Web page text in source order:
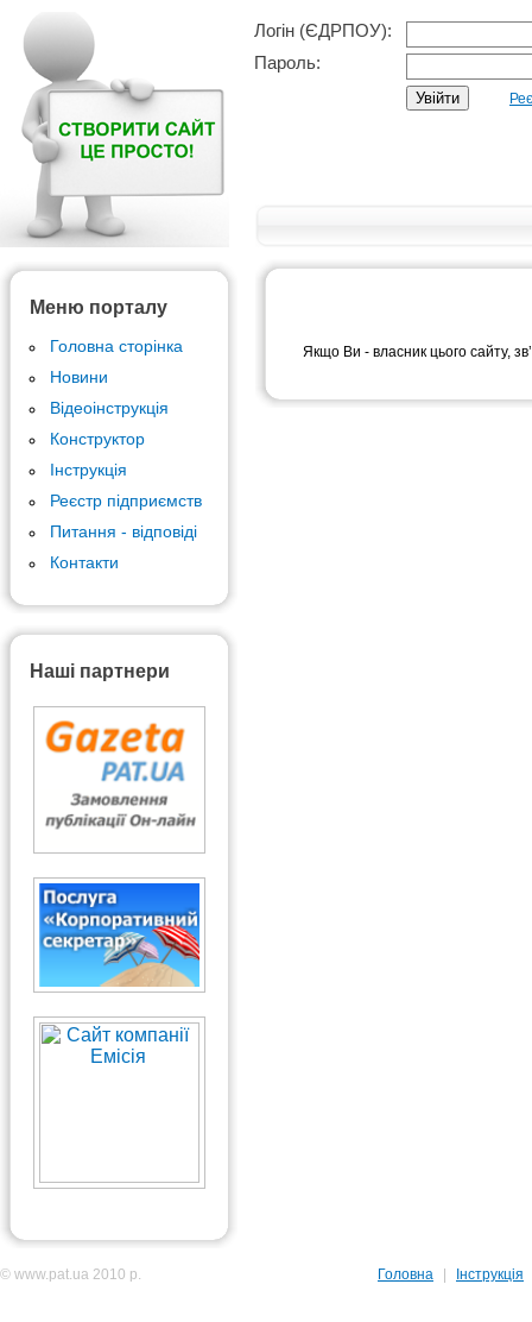
Логін (ЄДРПОУ):
Пароль:
Меню порталу
Головна сторінка
Новини
Відеоінструкція
Конструктор
Інструкція
Реєстр підприємств
Питання - відповіді
Контакти
Наші партнери
Якщо Ви - власник цього сайту,
© www.pat.ua 2010 р. Головна Інструкція